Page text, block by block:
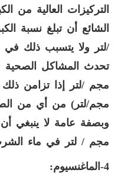
التركيزات العالية من
/لتر ولا يتسبب ذلك في
مجم/لتر) من أي من
وبصفة عامة لا ينبغي أن
مجم / لتر في ماء
4-الماغنسيوم: